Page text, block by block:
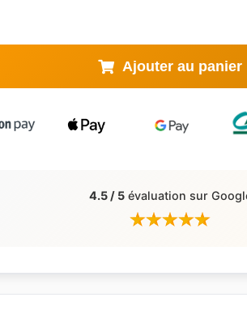
Ajouter au panier
4.5 / 5évaluation sur